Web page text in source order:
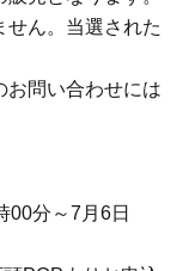
せん。当選された
お問い合わせには
00分～7月6日